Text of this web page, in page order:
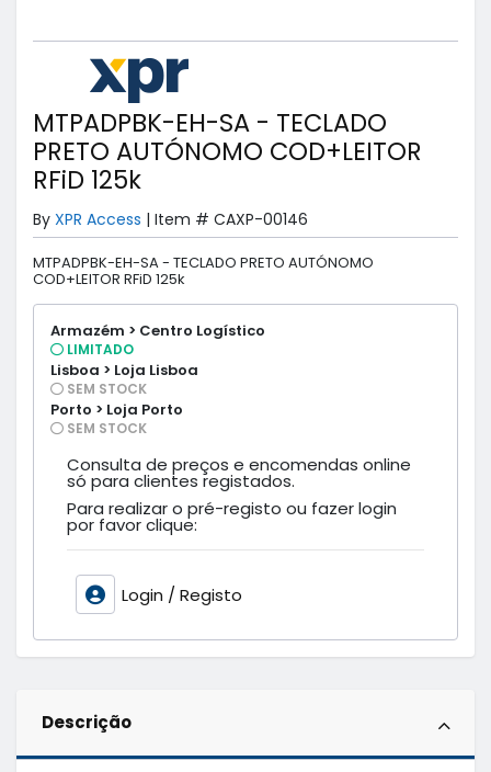
MTPADPBK-EH-SA - TECLADO
PRETO AUTÓNOMO COD+LEITOR
RFiD 125k
By XPR Access | Item # CAXP-00146
MTPADPBK-EH-SA - TECLADO PRETO AUTÓNOMO
COD+LEITOR RFiD 125k
Armazém > Centro Logístico
LIMITADO
Lisboa > Loja Lisboa
SEM STOCK
Porto > Loja Porto
SEM STOCK
Consulta de preços e encomendas online
só para clientes registados.
Para realizar o pré-registo ou fazer login
por favor clique:
Login / Registo
Descrição